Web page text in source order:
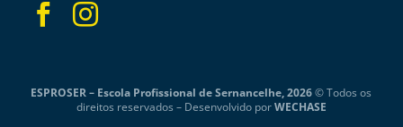
 
ESPROSER – Escola Profissional de Sernancelhe, 2026© Todos os
direitos reservados – Desenvolvido porWECHASE